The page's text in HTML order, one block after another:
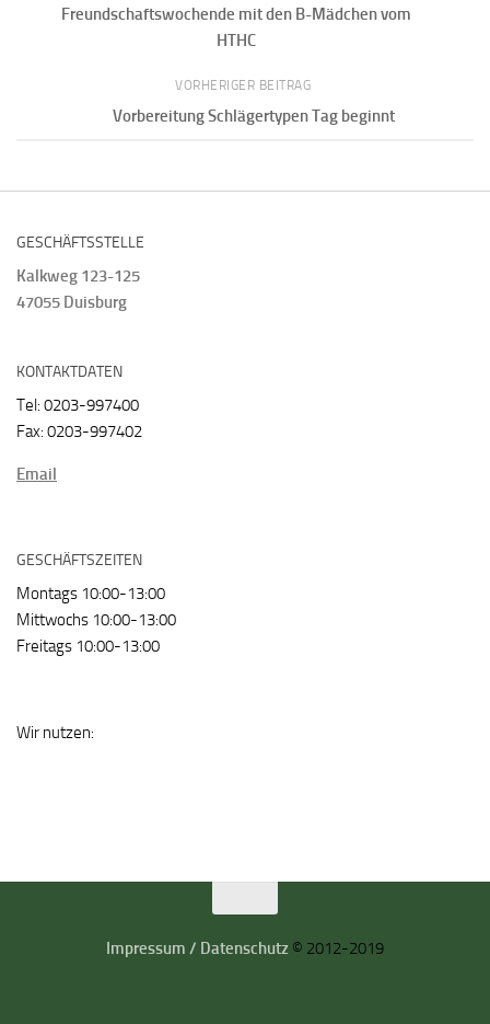
Freundschaftswochende mit den B-Mädchen vom
HTHC
VORHERIGER BEITRAG
Vorbereitung Schlägertypen Tag beginnt
GESCHÄFTSSTELLE
Kalkweg 123-125
47055 Duisburg
KONTAKTDATEN
Tel: 0203-997400
Fax: 0203-997402
Email
GESCHÄFTSZEITEN
Montags 10:00-13:00
Mittwochs 10:00-13:00
Freitags 10:00-13:00
Wir nutzen:
Impressum / Datenschutz © 2012-2019